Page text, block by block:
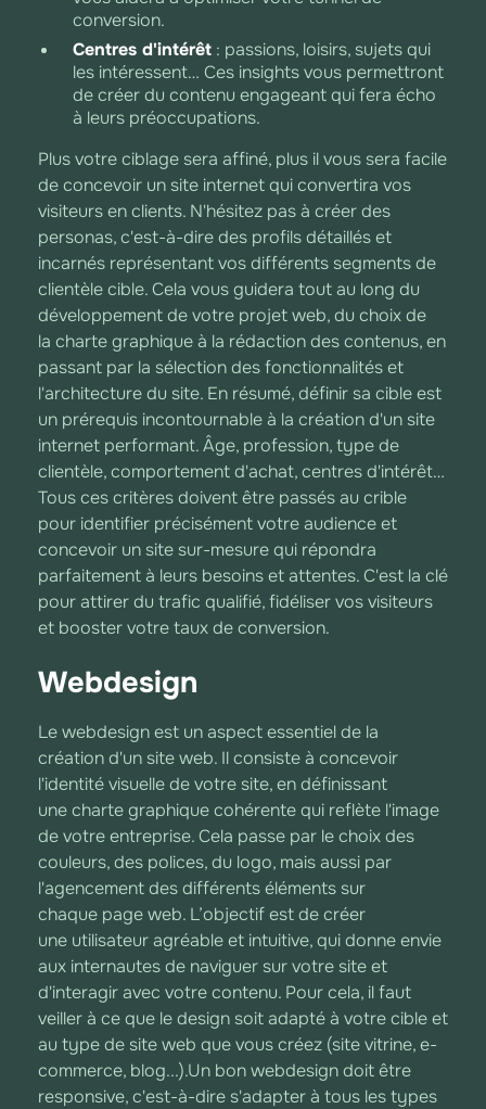
conversion.
Centres d'intérêt : passions, loisirs, sujets qui
les intéressent… Ces insights vous permettront
de créer du contenu engageant qui fera écho
à leurs préoccupations.
Plus votre ciblage sera affiné, plus il vous sera facile
de concevoir un site internet qui convertira vos
visiteurs en clients. N'hésitez pas à créer des
personas, c'est-à-dire des profils détaillés et
incarnés représentant vos différents segments de
clientèle cible. Cela vous guidera tout au long du
développement de votre projet web, du choix de
la charte graphique à la rédaction des contenus, en
passant par la sélection des fonctionnalités et
l'architecture du site. En résumé, définir sa cible est
un prérequis incontournable à la création d'un site
internet performant. Âge, profession, type de
clientèle, comportement d'achat, centres d'intérêt…
Tous ces critères doivent être passés au crible
pour identifier précisément votre audience et
concevoir un site sur-mesure qui répondra
parfaitement à leurs besoins et attentes. C'est la clé
pour attirer du trafic qualifié, fidéliser vos visiteurs
et booster votre taux de conversion.
Webdesign
Le webdesign est un aspect essentiel de la
création d'un site web. Il consiste à concevoir
l'identité visuelle de votre site, en définissant
une charte graphique cohérente qui reflète l'image
de votre entreprise. Cela passe par le choix des
couleurs, des polices, du logo, mais aussi par
l'agencement des différents éléments sur
chaque page web. L’objectif est de créer
une utilisateur agréable et intuitive, qui donne envie
aux internautes de naviguer sur votre site et
d'interagir avec votre contenu. Pour cela, il faut
veiller à ce que le design soit adapté à votre cible et
au type de site web que vous créez (site vitrine, e-
commerce, blog...).Un bon webdesign doit être
responsive, c'est-à-dire s'adapter à tous les types